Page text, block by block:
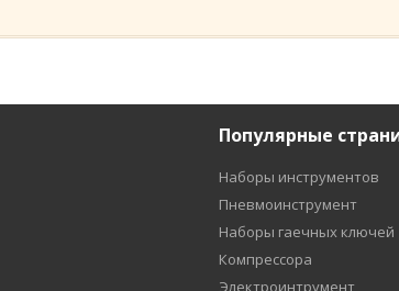
Популярные
Наборы инструментов
Пневмоинструмент
Наборы гаечных ключей
Компрессора
Электроинтрумент